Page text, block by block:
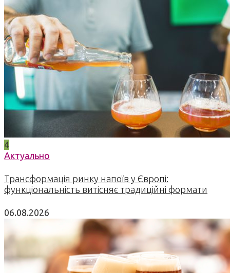
4
Актуально
Трансформація ринку напоїв у Європі:
функціональність витісняє традиційні формати
06.08.2026